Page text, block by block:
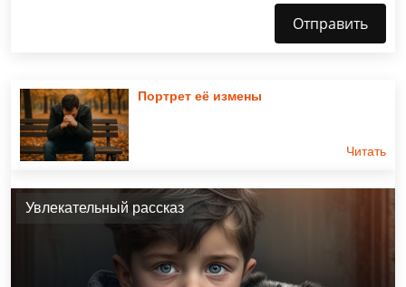
Отправить
Портрет её измены
Читать
Увлекательный рассказ